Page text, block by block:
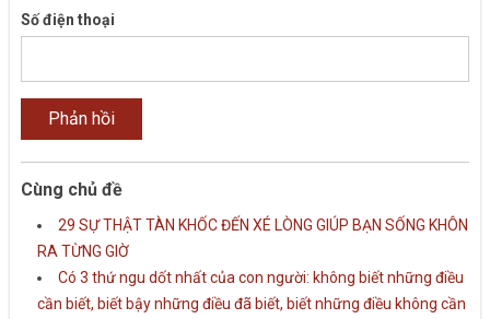
Số điện thoại
Cùng chủ đề
29 SỰ THẬT TÀN KHỐC ĐẾN XÉ LÒNG GIÚP BẠN SỐNG KHÔN
RA TỪNG GIỜ
Có 3 thứ ngu dốt nhất của con người: không biết những điều
cần biết, biết bậy những điều đã biết, biết những điều không cần